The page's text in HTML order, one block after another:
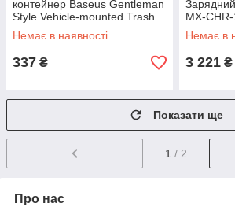
контейнер Baseus Gentleman
Style Vehicle-mounted Trash
Can（Bag1 roll/30）Dark gray
Немає в наявності
337 ₴
MX-
Немає в
3 221 ₴
Показати ще
1 / 2
Про нас